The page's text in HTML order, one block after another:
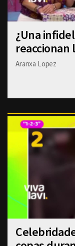
¿Una
reaccionan
Aranxa Lopez